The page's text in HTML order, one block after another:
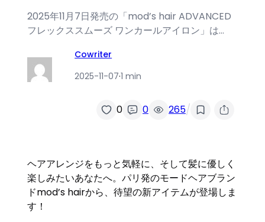
2025年11月7日発売の「mod’s hair ADVANCED
フレックススムーズ ワンカールアイロン」は…
Cowriter
2025-11-07·1 min
0 0 265/
ヘアアレンジをもっと気軽に、そして髪に優しく
楽しみたいあなたへ。パリ発のモードヘアブラン
ドmod’s hairから、待望の新アイテムが登場しま
す！